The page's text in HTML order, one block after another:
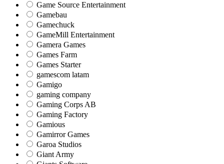
Game Source Entertainment
Gamebau
Gamechuck
GameMill Entertainment
Gamera Games
Games Farm
Games Starter
gamescom latam
Gamigo
gaming company
Gaming Corps AB
Gaming Factory
Gamious
Gamirror Games
Garoa Studios
Giant Army